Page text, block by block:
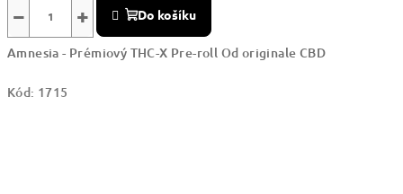
+
− Do košíku
Amnesia - Prémiový THC-X Pre-roll Od originale CBD
Kód: 1715